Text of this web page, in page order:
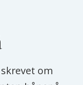
om